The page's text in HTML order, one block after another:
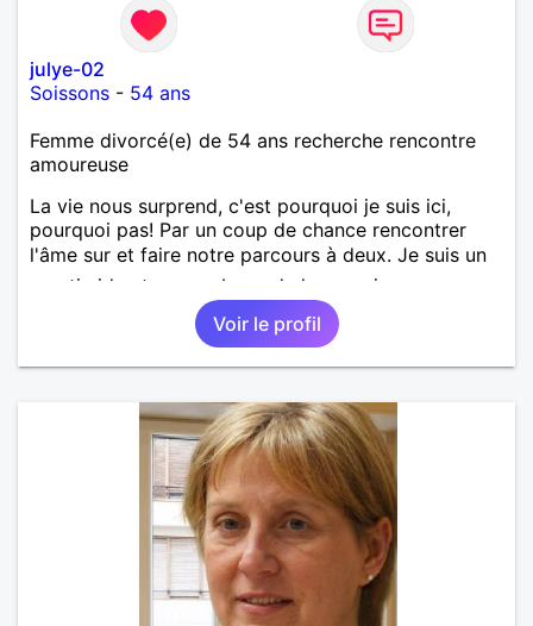
julye-02
Soissons - 54 ans
Femme divorcé(e) de 54 ans recherche rencontre
amoureuse
La vie nous surprend, c'est pourquoi je suis ici,
pourquoi pas! Par un coup de chance rencontrer
l'âme sur et faire notre parcours à deux. Je suis un
peu timide et un peu bavarde lorsque je me sens
bien. J'attends de vos nouvelles.
Voir le profil